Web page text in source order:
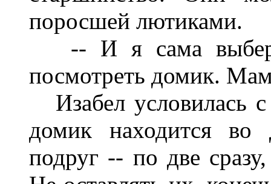
поросшей лютиками.
-- И я сама
посмотреть домик.
Изабел условилась
домик находится во
подруг -- по две